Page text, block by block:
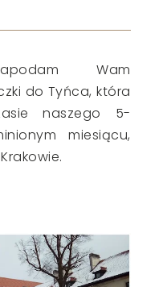
Wam
do Tyńca, która
naszego 5-
miesiącu,